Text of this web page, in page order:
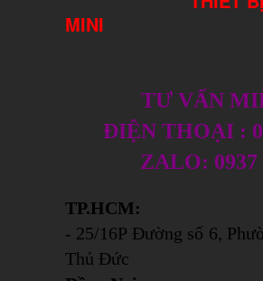
MINI
TƯ VẤN
ĐIỆN THOẠI :
ZALO: 0937
TP.HCM:
- 25/16P Đường số 6,
Thủ Đức